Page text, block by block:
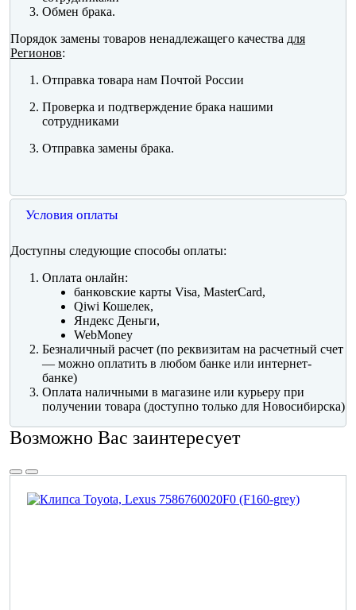
Обмен брака.
Порядок замены товаров ненадлежащего качества для
Регионов:
Отправка товара нам Почтой России
Проверка и подтверждение брака нашими
сотрудниками
Отправка замены брака.
Условия оплаты
Доступны следующие способы оплаты:
Оплата онлайн:
банковские карты Visa, MasterCard,
Qiwi Кошелек,
Яндекс Деньги,
WebMoney
Безналичный расчет (по реквизитам на расчетный счет
— можно оплатить в любом банке или интернет-
банке)
Оплата наличными в магазине или курьеру при
получении товара (доступно только для Новосибирска)
Возможно Вас заинтересует